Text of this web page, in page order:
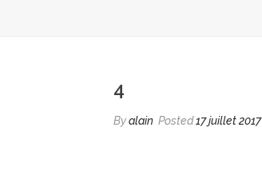
4
Byalain Posted17 juillet 2017